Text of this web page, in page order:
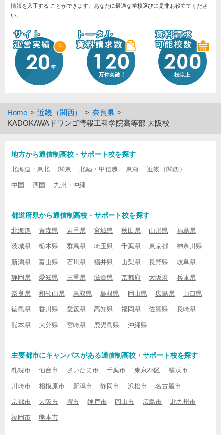
情報を入手する ことができます。あなたに最適な学校選びに是非お役立てくださ
い。
Home 近畿（関西）
奈良県
KADOKAWAドワンゴ情報工科学院高等部 大阪校
地方から通信制高校・サポート校を探す
北海道・東北 関東 北陸・甲信越 東海 近畿（関西）
中国 四国 九州・沖縄
都道府県から通信制高校・サポート校を探す
北海道 青森県 岩手県 宮城県 秋田県 山形県 福島県
茨城県 栃木県 群馬県 埼玉県 千葉県 東京都 神奈川県
新潟県 富山県 石川県 福井県 山梨県 長野県 岐阜県
静岡県 愛知県 三重県 滋賀県 京都府 大阪府 兵庫県
奈良県 和歌山県 鳥取県 島根県 岡山県 広島県 山口県
徳島県 香川県 愛媛県 高知県 福岡県 佐賀県 長崎県
熊本県 大分県 宮崎県 鹿児島県 沖縄県
主要都市にキャンパスがある通信制高校・サポート校を探す
札幌市 仙台市 さいたま市 千葉市 東京23区 横浜市
川崎市 相模原市 新潟市 静岡市 浜松市 名古屋市
京都市 大阪市 堺市 神戸市 岡山市 広島市 北九州市
福岡市 熊本市